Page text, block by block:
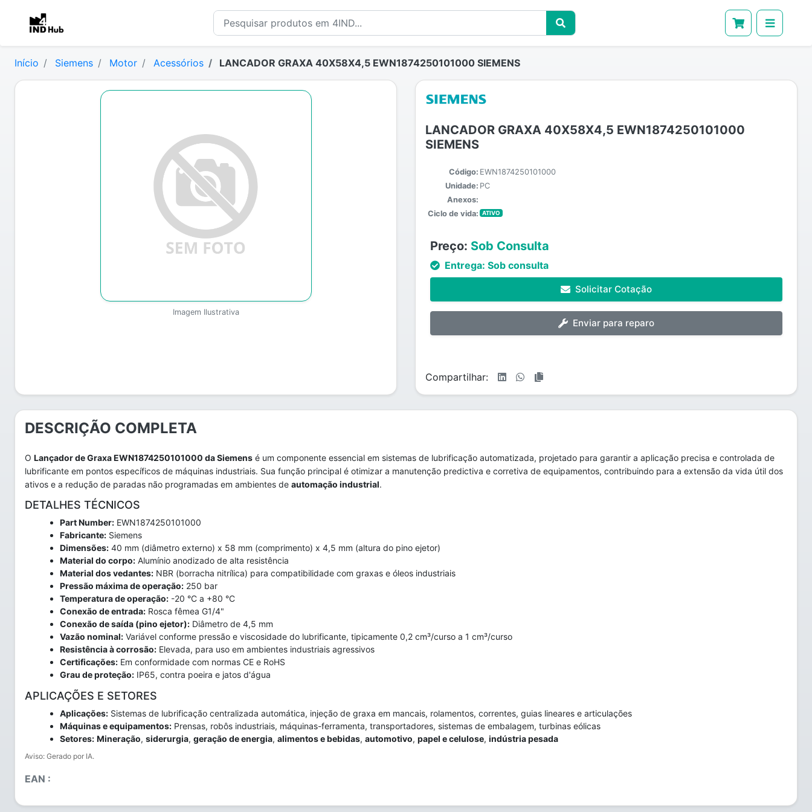
Início Siemens Motor Acessórios LANCADOR GRAXA 40X58X4,5 EWN1874250101000 SIEMENS
Imagem Ilustrativa
LANCADOR GRAXA 40X58X4,5 EWN1874250101000
SIEMENS
Código: EWN1874250101000
Unidade: PC
Anexos:
Ciclo de vida:
ATIVO
Preço: Sob Consulta
Entrega: Sob consulta
Solicitar Cotação
Enviar para reparo
Compartilhar:
DESCRIÇÃO COMPLETA
O Lançador de Graxa EWN1874250101000 da Siemens é um componente essencial em sistemas de lubrificação automatizada, projetado para garantir a aplicação precisa e controlada de
lubrificante em pontos específicos de máquinas industriais. Sua função principal é otimizar a manutenção predictiva e corretiva de equipamentos, contribuindo para a extensão da vida útil dos
ativos e a redução de paradas não programadas em ambientes de automação industrial.
DETALHES TÉCNICOS
Part Number: EWN1874250101000
Fabricante: Siemens
Dimensões: 40 mm (diâmetro externo) x 58 mm (comprimento) x 4,5 mm (altura do pino ejetor)
Material do corpo: Alumínio anodizado de alta resistência
Material dos vedantes: NBR (borracha nitrílica) para compatibilidade com graxas e óleos industriais
Pressão máxima de operação: 250 bar
Temperatura de operação: -20 °C a +80 °C
Conexão de entrada: Rosca fêmea G1/4"
Conexão de saída (pino ejetor): Diâmetro de 4,5 mm
Vazão nominal: Variável conforme pressão e viscosidade do lubrificante, tipicamente 0,2 cm³/curso a 1 cm³/curso
Resistência à corrosão: Elevada, para uso em ambientes industriais agressivos
Certificações: Em conformidade com normas CE e RoHS
Grau de proteção: IP65, contra poeira e jatos d'água
APLICAÇÕES E SETORES
Aplicações: Sistemas de lubrificação centralizada automática, injeção de graxa em mancais, rolamentos, correntes, guias lineares e articulações
Máquinas e equipamentos: Prensas, robôs industriais, máquinas-ferramenta, transportadores, sistemas de embalagem, turbinas eólicas
Setores: Mineração, siderurgia, geração de energia, alimentos e bebidas, automotivo, papel e celulose, indústria pesada
Aviso: Gerado por IA.
EAN :